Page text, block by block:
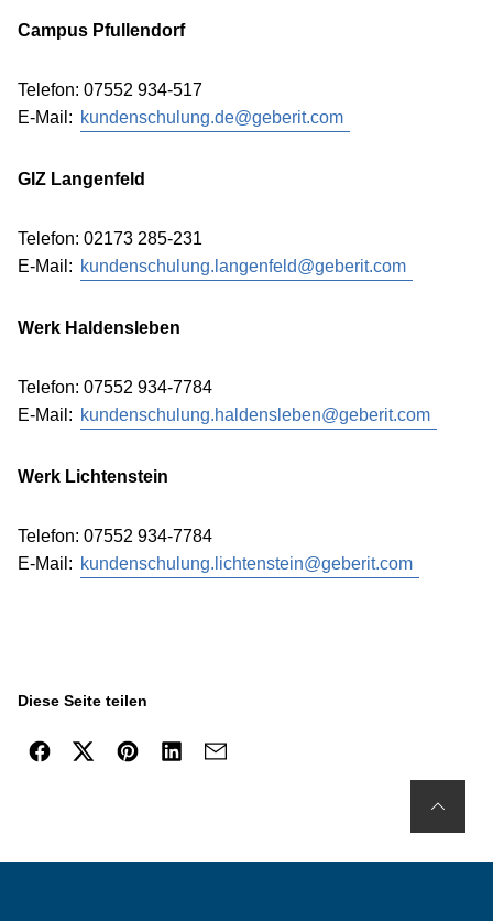
Campus Pfullendorf
Telefon: 07552 934-517
E-Mail: kundenschulung.de@geberit.com
GIZ Langenfeld
Telefon: 02173 285-231
E-Mail: kundenschulung.langenfeld@geberit.com
Werk Haldensleben
Telefon: 07552 934-7784
E-Mail: kundenschulung.haldensleben@geberit.com
Werk Lichtenstein
Telefon: 07552 934-7784
E-Mail: kundenschulung.lichtenstein@geberit.com
Diese Seite teilen